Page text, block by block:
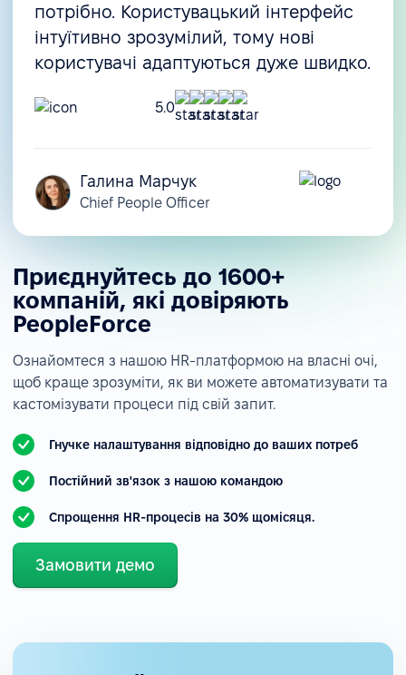
потрібно. Користувацький інтерфейс
інтуїтивно зрозумілий, тому нові
користувачі адаптуються дуже швидко.
5.0
Галина Марчук
Chief People Officer
Приєднуйтесь до 1600+
компаній, які довіряють
PeopleForce
Ознайомтеся з нашою HR-платформою на власні очі,
щоб краще зрозуміти, як ви можете автоматизувати та
кастомізувати процеси під свій запит.
Гнучке налаштування відповідно до ваших потреб
Постійний зв'язок з нашою командою
Спрощення HR-процесів на 30% щомісяця.
Замовити демо